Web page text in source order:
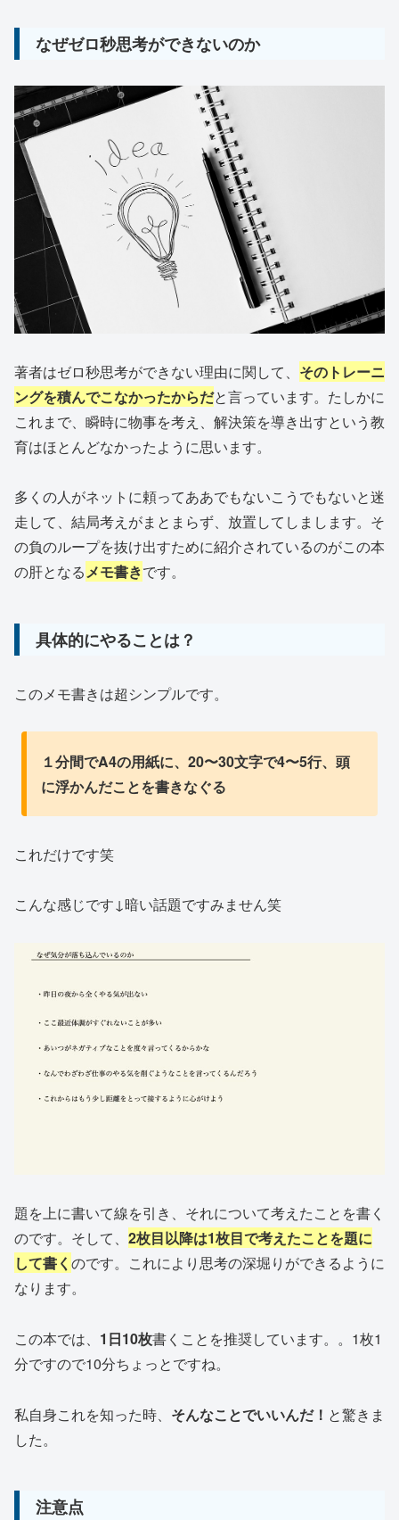
なぜゼロ秒思考ができないのか
著者はゼロ秒思考ができない理由に関して、 そのトレーニ
ングを積んでこなかったからだと言っています。たしかに
これまで、瞬時に物事を考え、解決策を導き出すという教
育はほとんどなかったように思います。
多くの人がネットに頼ってああでもないこうでもないと迷
走して、結局考えがまとまらず、放置してしまします。そ
の負のループを抜け出すために紹介されているのがこの本
の肝となるメモ書きです。
具体的にやることは？
このメモ書きは超シンプルです。
１分間でA4の用紙に、20〜30文字で4〜5行、頭
に浮かんだことを書きなぐる
これだけです笑
こんな感じです↓暗い話題ですみません笑
題を上に書いて線を引き、それについて考えたことを書く
のです。そして、 2枚目以降は1枚目で考えたことを題に
して書く のです。これにより思考の深堀りができるように
なります。
この本では、 1日10枚書くことを推奨しています。。1枚1
分ですので10分ちょっとですね。
私自身これを知った時、 そんなことでいいんだ！ と驚きま
した。
注意点